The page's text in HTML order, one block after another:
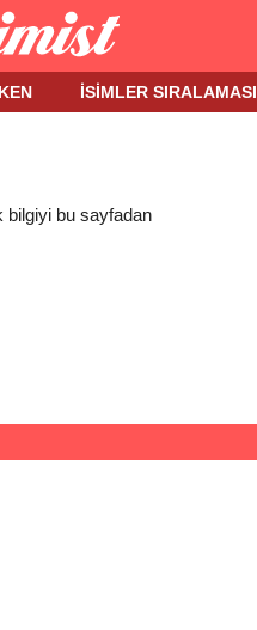
İSIMLER SIRALAMASI
bilgiyi bu sayfadan